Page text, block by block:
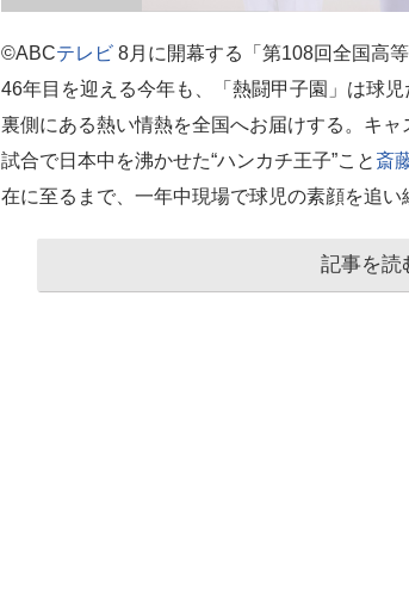
©ABCテレビ 8月に開幕する「第108回全国高
46年目を迎える今年も、「熱闘甲子園」は球
裏側にある熱い情熱を全国へお届けする。キ
試合で日本中を沸かせた“ハンカチ王子”こと 斎
在に至るまで、一年中現場で球児の素顔を追い
記事を読